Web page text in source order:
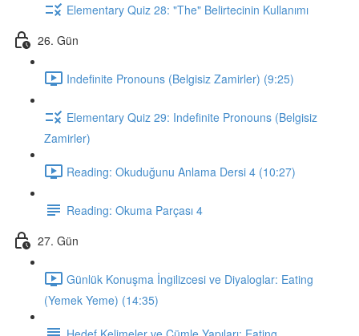
Elementary Quiz 28: "The" Belirtecinin Kullanımı
26. Gün
Indefinite Pronouns (Belgisiz Zamirler) (9:25)
Elementary Quiz 29: Indefinite Pronouns (Belgisiz
Zamirler)
Reading: Okuduğunu Anlama Dersi 4 (10:27)
Reading: Okuma Parçası 4
27. Gün
Günlük Konuşma İngilizcesi ve Diyaloglar: Eating
(Yemek Yeme) (14:35)